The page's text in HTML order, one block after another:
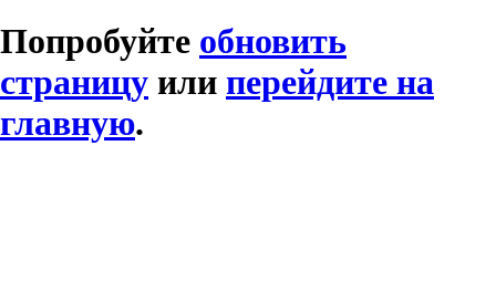
Попробуйте обновить
страницу или перейдите на
главную.